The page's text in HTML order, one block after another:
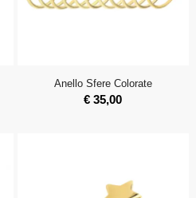
Anello Sfere Colorate
€ 35,00